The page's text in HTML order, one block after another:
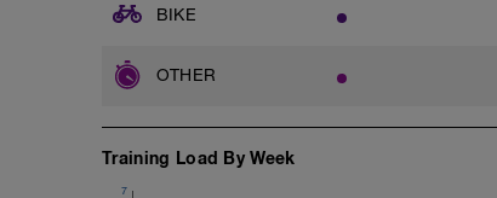
BIKE
OTHER
Training Load By Week
7